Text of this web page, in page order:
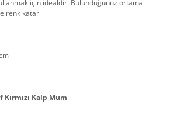
için idealdir. Bulunduğunuz ortama
renk katar
Kalp Mum